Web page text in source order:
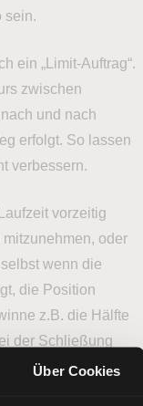
Über Cookies
sein.
ein „Limit-Auftrag“.
zwischen
und nach
erfolgt. So lassen
verbessern.
vorzeitig
oder
wenn die
die Position
z.B. die Hälfte
der Schließung
zwischen Geldkurs